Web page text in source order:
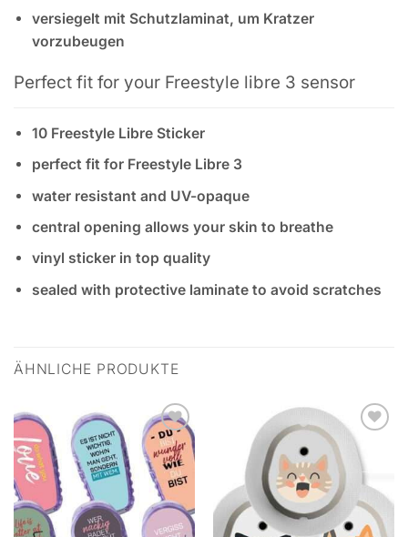
versiegelt mit Schutzlaminat, um Kratzer
vorzubeugen
Perfect fit for your Freestyle libre 3 sensor
10 Freestyle Libre Sticker
perfect fit for Freestyle Libre 3
water resistant and UV-opaque
central opening allows your skin to breathe
vinyl sticker in top quality
sealed with protective laminate to avoid scratches
ÄHNLICHE PRODUKTE
Zur
Wunschliste
hinzufügen
Zur
Wunschliste
hinzufügen